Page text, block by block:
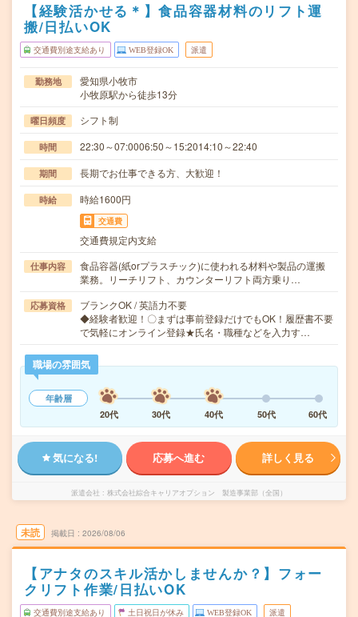
【経験活かせる＊】食品容器材料のリフト運
搬/日払いOK
交通費別途支給あり WEB登録OK 派遣
勤務地
愛知県小牧市
小牧原駅から徒歩13分
曜日頻度 シフト制
時間 22:30～07:0006:50～15:2014:10～22:40
期間 長期でお仕事できる方、大歓迎！
時給 時給1600円
交通費
交通費規定内支給
仕事内容
食品容器(紙orプラスチック)に使われる材料や製品の運搬
業務。リーチリフト、カウンターリフト両方乗り…
応募資格
ブランクOK / 英語力不要
◆経験者歓迎！〇まずは事前登録だけでもOK！履歴書不要
で気軽にオンライン登録★氏名・職種などを入力す…
職場の雰囲気
年齢層
20代
30代 40代 50代 60代
気になる! 応募へ進む 詳しく見る
派遣会社 株式会社綜合キャリアオプション 製造事業部（全国）
未読 掲載日 2026/08/06
【アナタのスキル活かしませんか？】フォー
クリフト作業/日払いOK
交通費別途支給あり 土日祝日が休み WEB登録OK 派遣